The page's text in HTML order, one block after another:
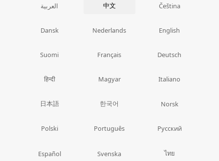
العربية 中文 Čeština
Dansk Nederlands English
Suomi Français Deutsch
हिन्दी Magyar Italiano
日本語 한국어 Norsk
Polski Português Русский
Español Svenska ไทย